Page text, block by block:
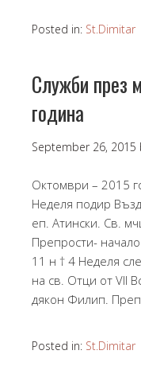
Posted in: St.Dimitar
Служби през
година
September 26, 2015
Октомври – 2015
Неделя подир
еп. Атински. Св.
Препрости-
11 н † 4 Неделя
на св. Отци от VII
дякон Филип.
Posted in: St.Dimitar